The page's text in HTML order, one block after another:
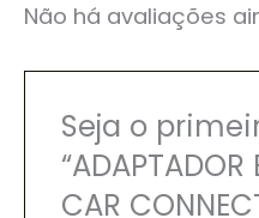
Não há avaliações
Seja o
“ADAPTADOR
CAR